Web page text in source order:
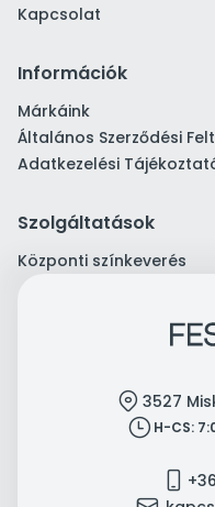
Kapcsolat
Információk
Márkáink
Általános Szerződési
Adatkezelési
Szolgáltatások
Központi színkeverés
location 3527
clock H-CS:
mobile